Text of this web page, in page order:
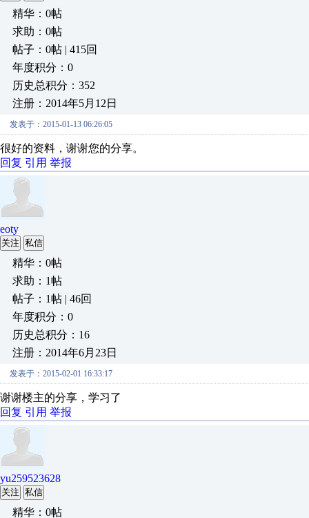
精华：0帖
求助：0帖
帖子：0帖 | 415回
年度积分：0
历史总积分：352
注册：2014年5月12日
发表于：2015-01-13 06:26:05
很好的资料，谢谢您的分享。
回复 引用 举报
eoty
关注 私信
精华：0帖
求助：1帖
帖子：1帖 | 46回
年度积分：0
历史总积分：16
注册：2014年6月23日
发表于：2015-02-01 16:33:17
谢谢楼主的分享，学习了
回复 引用 举报
yu259523628
关注 私信
精华：0帖